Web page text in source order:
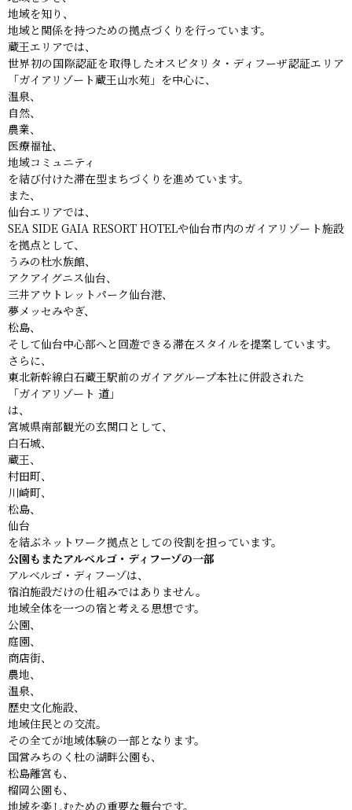
地域を知り、
地域と関係を持つための拠点づくりを行っています。
蔵王エリアでは、
世界初の国際認証を取得したオスピタリタ・ディフーザ認証エリア
「ガイアリゾート蔵王山水苑」を中心に、
温泉、
自然、
農業、
医療福祉、
地域コミュニティ
を結び付けた滞在型まちづくりを進めています。
また、
仙台エリアでは、
SEA SIDE GAIA RESORT HOTELや仙台市内のガイアリゾート施設
を拠点として、
うみの杜水族館、
アクアイグニス仙台、
三井アウトレットパーク仙台港、
夢メッセみやぎ、
松島、
そして仙台中心部へと回遊できる滞在スタイルを提案しています。
さらに、
東北新幹線白石蔵王駅前のガイアグループ本社に併設された
「ガイアリゾート 道」
は、
宮城県南部観光の玄関口として、
白石城、
蔵王、
村田町、
川崎町、
松島、
仙台
を結ぶネットワーク拠点としての役割を担っています。
公園もまたアルベルゴ・ディフーゾの一部
アルベルゴ・ディフーゾは、
宿泊施設だけの仕組みではありません。
地域全体を一つの宿と考える思想です。
公園、
庭園、
商店街、
農地、
温泉、
歴史文化施設、
地域住民との交流。
その全てが地域体験の一部となります。
国営みちのく杜の湖畔公園も、
松島離宮も、
榴岡公園も、
地域を楽しむための重要な舞台です。